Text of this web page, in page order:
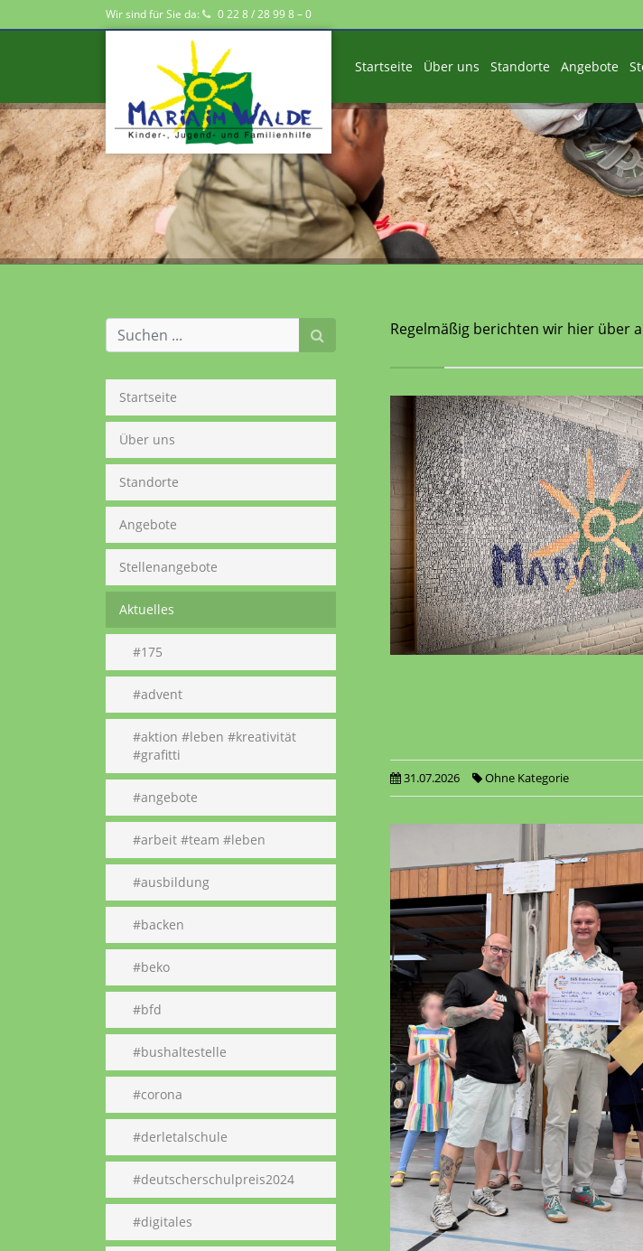
Wir sind für Sie da: 0 22 8 / 28 99 8 – 0
Startseite Über uns Standorte Angebote
Startseite
Über uns
Standorte
Angebote
Stellenangebote
Aktuelles
#175
#advent
#aktion #leben #kreativität
#grafitti
#angebote
#arbeit #team #leben
#ausbildung
#backen
#beko
#bfd
#bushaltestelle
#corona
#derletalschule
#deutscherschulpreis2024
#digitales
Regelmäßig berichten wir hier über
31.07.2026 Ohne Kategorie